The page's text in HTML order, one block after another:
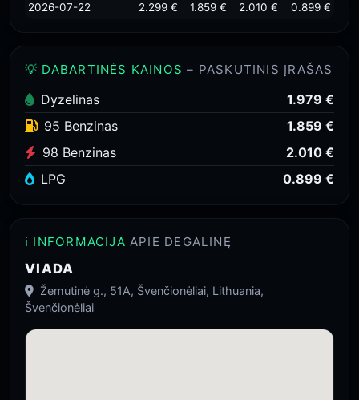
2026-07-22
2.299 € 1.859 € 2.010 € 0.899 €
💡 DABARTINĖS KAINOS – PASKUTINIS ĮRAŠAS
Dyzelinas
1.979 €
95 Benzinas
1.859 €
98 Benzinas
2.010 €
LPG
0.899 €
ℹ️ INFORMACIJA APIE DEGALINĘ
VIADA
Žemutinė g., 51A, Švenčionėliai, Lithuania,
Švenčionėliai